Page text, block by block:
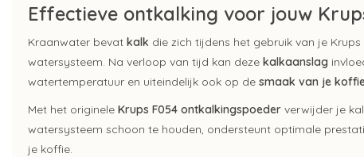
Effectieve ontkalking voor jouw
Kraanwater bevat kalk die zich tijdens het gebruik van je
watersysteem. Na verloop van tijd kan deze kalkaanslag
watertemperatuur en uiteindelijk ook op de smaak van je
Met het originele Krups F054 ontkalkingspoeder verwijder je
watersysteem schoon te houden, ondersteunt optimale
je koffie.